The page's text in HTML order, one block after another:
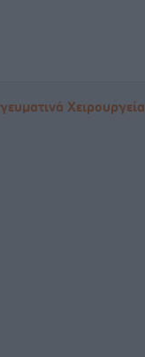
Χειρουργεία